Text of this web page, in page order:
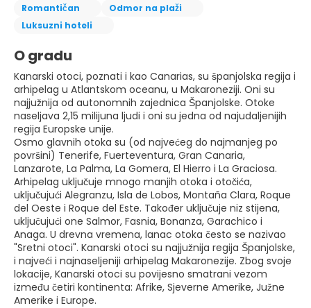
Romantičan
Odmor na plaži
Luksuzni hoteli
O gradu
Kanarski otoci, poznati i kao Canarias, su španjolska regija i
arhipelag u Atlantskom oceanu, u Makaroneziji. Oni su
najjužnija od autonomnih zajednica Španjolske. Otoke
naseljava 2,15 milijuna ljudi i oni su jedna od najudaljenijih
regija Europske unije.
Osmo glavnih otoka su (od najvećeg do najmanjeg po
površini) Tenerife, Fuerteventura, Gran Canaria,
Lanzarote, La Palma, La Gomera, El Hierro i La Graciosa.
Arhipelag uključuje mnogo manjih otoka i otočića,
uključujući Alegranzu, Isla de Lobos, Montaña Clara, Roque
del Oeste i Roque del Este. Također uključuje niz stijena,
uključujući one Salmor, Fasnia, Bonanza, Garachico i
Anaga. U drevna vremena, lanac otoka često se nazivao
"Sretni otoci". Kanarski otoci su najjužnija regija Španjolske,
i najveći i najnaseljeniji arhipelag Makaronezije. Zbog svoje
lokacije, Kanarski otoci su povijesno smatrani vezom
između četiri kontinenta: Afrike, Sjeverne Amerike, Južne
Amerike i Europe.